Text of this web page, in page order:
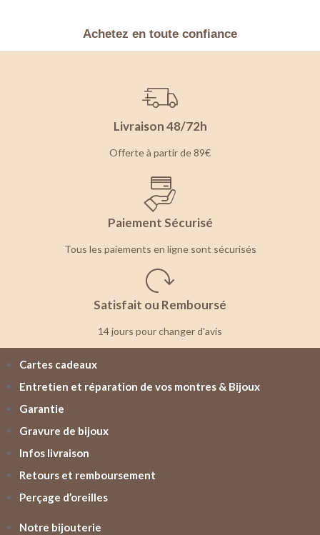
Achetez en toute confiance
Livraison 48/72h
Offerte à partir de 89€
Paiement Sécurisé
Tous les paiements en ligne sont sécurisés
Satisfait ou Remboursé
14 jours pour changer d'avis
Cartes cadeaux
Entretien et réparation de vos montres & Bijoux
Garantie
Gravure de bijoux
Infos livraison
Retours et remboursement
Perçage d’oreilles
Notre bijouterie